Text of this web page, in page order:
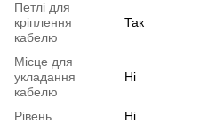
Петлі для
кріплення
кабелю
Так
Місце для
укладання
кабелю
Ні
Рівень
Ні